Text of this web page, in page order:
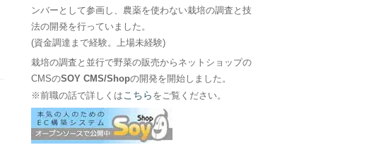
ンバーとして参画し、農薬を使わない栽培の調査と技
法の開発を行っていました。
(資金調達まで経験。上場未経験)
栽培の調査と並行で野菜の販売からネットショップの
CMSのSOY CMS/Shopの開発を開始しました。
※前職の話で詳しくは こちら をご覧ください。